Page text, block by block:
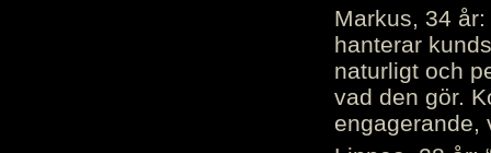
Markus, 34
hanterar
naturligt och
vad den gör.
engagerande,